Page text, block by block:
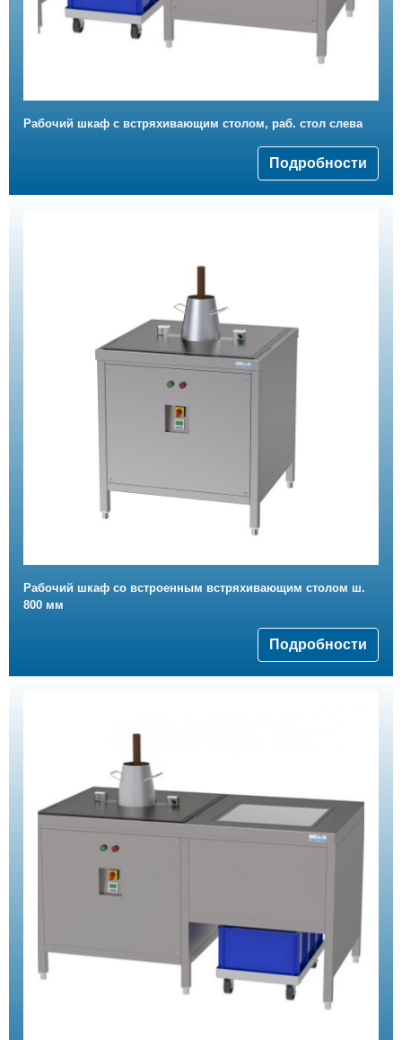
Рабочий шкаф с встряхивающим столом, раб. стол слева
Подробности
Рабочий шкаф со встроенным встряхивающим столом ш.
800 мм
Подробности